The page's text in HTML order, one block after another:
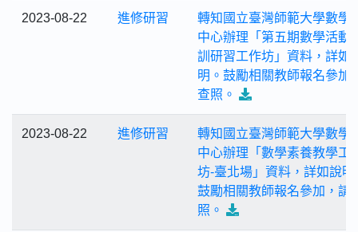
2023-08-22 進修研習
轉知國立臺灣師範大學數學
中心辦理「第五期數學活動
訓研習工作坊」資料，詳如
明。鼓勵相關教師報名參加
查照。
2023-08-22 進修研習
轉知國立臺灣師範大學數學
中心辦理「數學素養教學工
坊-臺北場」資料，詳如說明
鼓勵相關教師報名參加，請
照。